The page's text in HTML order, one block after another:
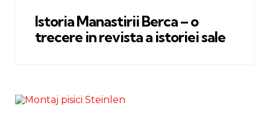
Istoria Manastirii Berca – o
trecere in revista a istoriei sale